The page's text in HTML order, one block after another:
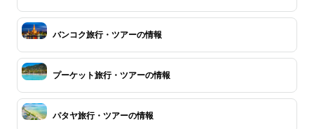
バンコク旅行・ツアーの情報
プーケット旅行・ツアーの情報
パタヤ旅行・ツアーの情報